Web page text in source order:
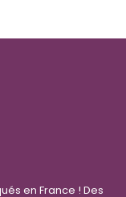
en France ! Des